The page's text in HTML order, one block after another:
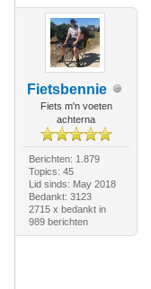
Fietsbennie
Fiets m'n voeten
achterna
Berichten: 1.879
Topics: 45
Lid sinds: May 2018
Bedankt: 3123
2715 x bedankt in
989 berichten